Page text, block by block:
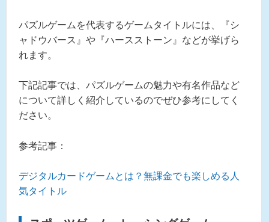
パズルゲームを代表するゲームタイトルには、『シ
ャドウバース』や『ハースストーン』などが挙げら
れます。
下記記事では、パズルゲームの魅力や有名作品など
について詳しく紹介しているのでぜひ参考にしてく
ださい。
参考記事：
デジタルカードゲームとは？無課金でも楽しめる人
気タイトル